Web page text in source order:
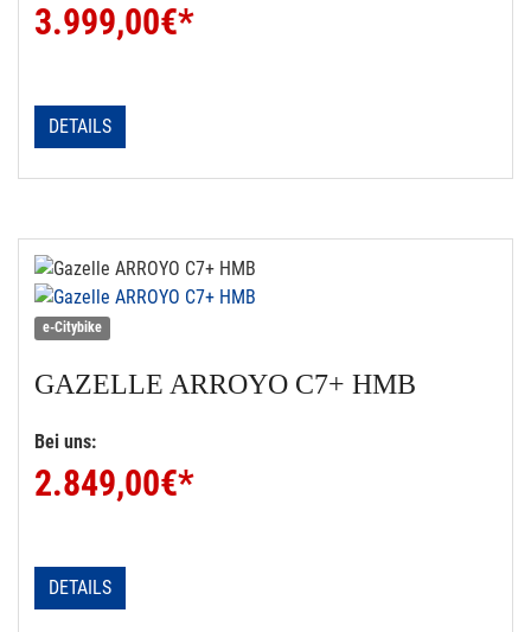
3.999,00€*
DETAILS
e-Citybike
GAZELLE ARROYO C7+ HMB
Bei uns:
2.849,00€*
DETAILS